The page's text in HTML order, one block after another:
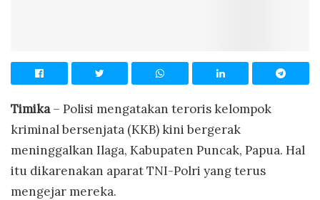
Timika– Polisi mengatakan teroris kelompok
kriminal bersenjata (KKB) kini bergerak
meninggalkan Ilaga, Kabupaten Puncak, Papua. Hal
itu dikarenakan aparat TNI-Polri yang terus
mengejar mereka.